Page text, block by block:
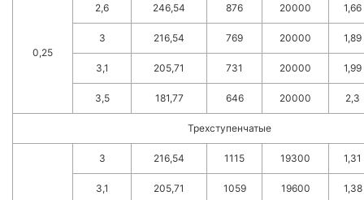
0,25
2,6 246,54 876 20000 1,66
3 216,54 769 20000 1,89
3,1 205,71 731 20000 1,99
3,5 181,77 646 20000 2,3
Трехступенчатые
3 216,54 1115 19300 1,31
3,1 205,71 1059 19600 1,38